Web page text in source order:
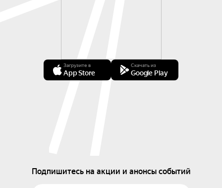
Загрузите в
App Store
Скачать из
Google Play
Подпишитесь на акции и анонсы событий